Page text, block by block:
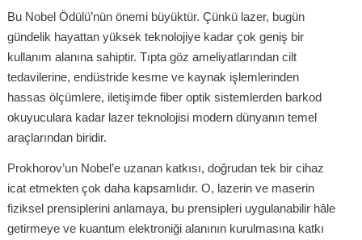
Bu Nobel Ödülü’nün önemi büyüktür. Çünkü lazer, bugün
gündelik hayattan yüksek teknolojiye kadar çok geniş bir
kullanım alanına sahiptir. Tıpta göz ameliyatlarından cilt
tedavilerine, endüstride kesme ve kaynak işlemlerinden
hassas ölçümlere, iletişimde fiber optik sistemlerden barkod
okuyuculara kadar lazer teknolojisi modern dünyanın temel
araçlarından biridir.
Prokhorov’un Nobel’e uzanan katkısı, doğrudan tek bir cihaz
icat etmekten çok daha kapsamlıdır. O, lazerin ve maserin
fiziksel prensiplerini anlamaya, bu prensipleri uygulanabilir hâle
getirmeye ve kuantum elektroniği alanının kurulmasına katkı